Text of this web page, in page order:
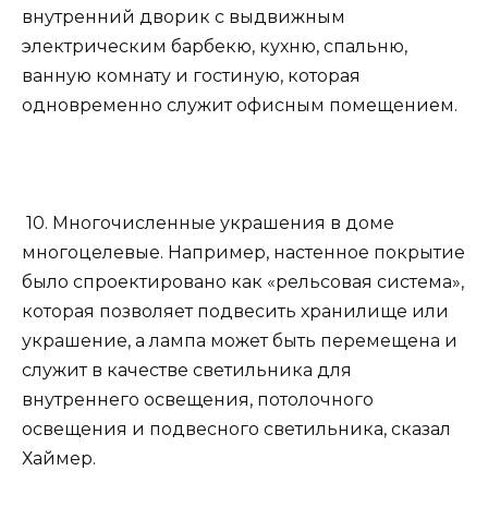
внутренний дворик с выдвижным
электрическим барбекю, кухню, спальню,
ванную комнату и гостиную, которая
одновременно служит офисным помещением.
10. Многочисленные украшения в доме
многоцелевые. Например, настенное покрытие
было спроектировано как «рельсовая система»,
которая позволяет подвесить хранилище или
украшение, а лампа может быть перемещена и
служит в качестве светильника для
внутреннего освещения, потолочного
освещения и подвесного светильника, сказал
Хаймер.